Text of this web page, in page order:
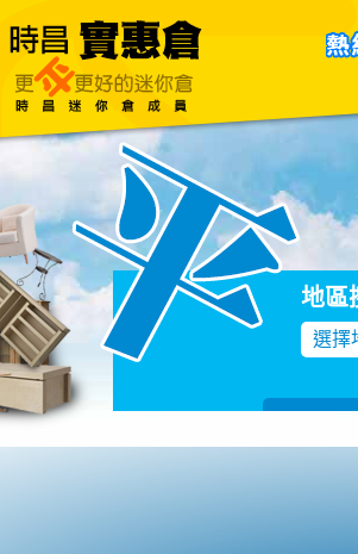
關於我們 聯絡我們
地區
選擇